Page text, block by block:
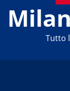
Tutto